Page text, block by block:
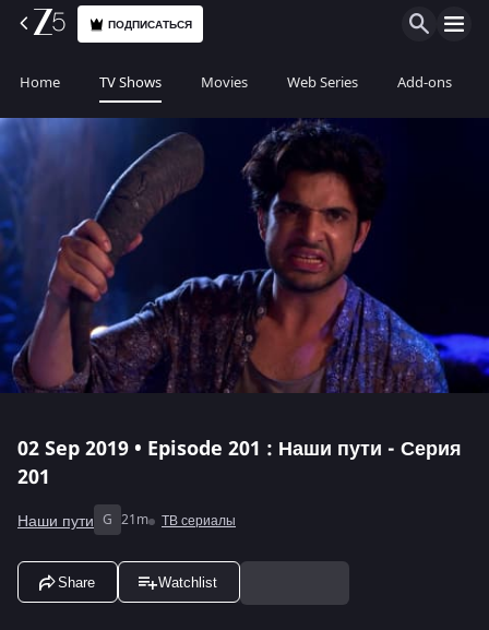
ПОДПИСАТЬСЯ
Home TV Shows Movies Web Series Add-ons
02 Sep 2019 • Episode 201 : Наши пути - Серия
201
Наши пути G 21m ТВ сериалы
Share Watchlist